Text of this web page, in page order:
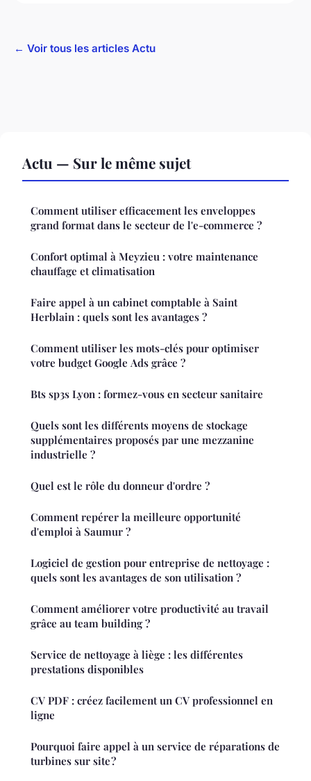
← Voir tous les articles Actu
Actu — Sur le même sujet
Comment utiliser efficacement les enveloppes
grand format dans le secteur de l'e-commerce ?
Confort optimal à Meyzieu : votre maintenance
chauffage et climatisation
Faire appel à un cabinet comptable à Saint
Herblain : quels sont les avantages ?
Comment utiliser les mots-clés pour optimiser
votre budget Google Ads grâce ?
Bts sp3s Lyon : formez-vous en secteur sanitaire
Quels sont les différents moyens de stockage
supplémentaires proposés par une mezzanine
industrielle ?
Quel est le rôle du donneur d'ordre ?
Comment repérer la meilleure opportunité
d'emploi à Saumur ?
Logiciel de gestion pour entreprise de nettoyage :
quels sont les avantages de son utilisation ?
Comment améliorer votre productivité au travail
grâce au team building ?
Service de nettoyage à liège : les différentes
prestations disponibles
CV PDF : créez facilement un CV professionnel en
ligne
Pourquoi faire appel à un service de réparations de
turbines sur site ?